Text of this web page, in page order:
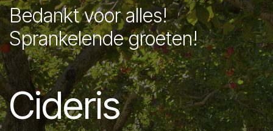
Bedankt voor alles!
Sprankelende groeten!
Cideris